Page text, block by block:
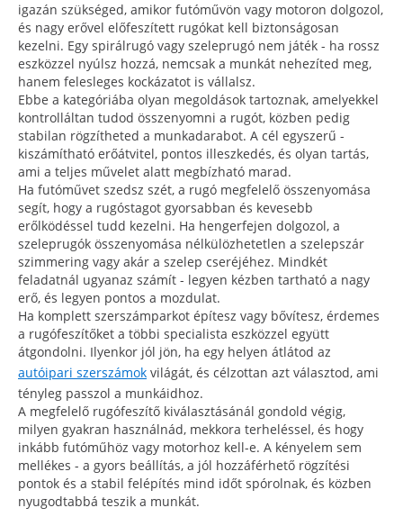
igazán szükséged, amikor futóművön vagy motoron dolgozol,
és nagy erővel előfeszített rugókat kell biztonságosan
kezelni. Egy spirálrugó vagy szeleprugó nem játék - ha rossz
eszközzel nyúlsz hozzá, nemcsak a munkát nehezíted meg,
hanem felesleges kockázatot is vállalsz.
Ebbe a kategóriába olyan megoldások tartoznak, amelyekkel
kontrolláltan tudod összenyomni a rugót, közben pedig
stabilan rögzítheted a munkadarabot. A cél egyszerű -
kiszámítható erőátvitel, pontos illeszkedés, és olyan tartás,
ami a teljes művelet alatt megbízható marad.
Ha futóművet szedsz szét, a rugó megfelelő összenyomása
segít, hogy a rugóstagot gyorsabban és kevesebb
erőlködéssel tudd kezelni. Ha hengerfejen dolgozol, a
szeleprugók összenyomása nélkülözhetetlen a szelepszár
szimmering vagy akár a szelep cseréjéhez. Mindkét
feladatnál ugyanaz számít - legyen kézben tartható a nagy
erő, és legyen pontos a mozdulat.
Ha komplett szerszámparkot építesz vagy bővítesz, érdemes
a rugófeszítőket a többi specialista eszközzel együtt
átgondolni. Ilyenkor jól jön, ha egy helyen átlátod az
autóipari szerszámok világát, és célzottan azt választod, ami
tényleg passzol a munkáidhoz.
A megfelelő rugófeszítő kiválasztásánál gondold végig,
milyen gyakran használnád, mekkora terheléssel, és hogy
inkább futóműhöz vagy motorhoz kell-e. A kényelem sem
mellékes - a gyors beállítás, a jól hozzáférhető rögzítési
pontok és a stabil felépítés mind időt spórolnak, és közben
nyugodtabbá teszik a munkát.